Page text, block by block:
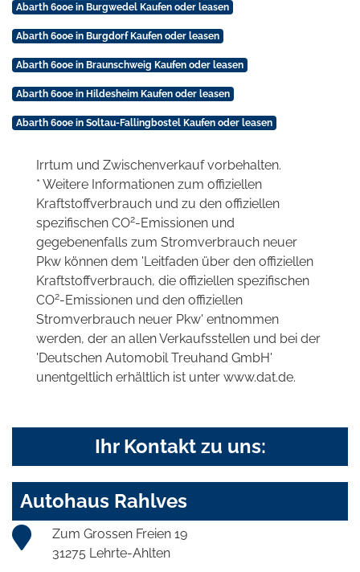
Abarth 600e in Burgwedel Kaufen oder leasen
Abarth 600e in Burgdorf Kaufen oder leasen
Abarth 600e in Braunschweig Kaufen oder leasen
Abarth 600e in Hildesheim Kaufen oder leasen
Abarth 600e in Soltau-Fallingbostel Kaufen oder leasen
Irrtum und Zwischenverkauf vorbehalten.
* Weitere Informationen zum offiziellen
Kraftstoffverbrauch und zu den offiziellen
spezifischen CO2-Emissionen und
gegebenenfalls zum Stromverbrauch neuer
Pkw können dem 'Leitfaden über den offiziellen
Kraftstoffverbrauch, die offiziellen spezifischen
CO2-Emissionen und den offiziellen
Stromverbrauch neuer Pkw' entnommen
werden, der an allen Verkaufsstellen und bei der
'Deutschen Automobil Treuhand GmbH'
unentgeltlich erhältlich ist unter www.dat.de.
Ihr Kontakt zu uns:
Autohaus Rahlves
Zum Grossen Freien 19
31275 Lehrte-Ahlten